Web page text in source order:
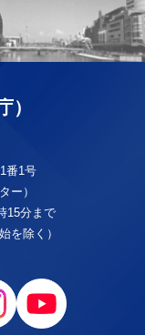
）
番1号
ー）
15分まで
を除く）